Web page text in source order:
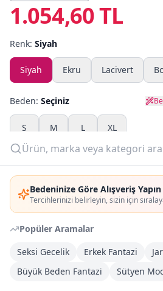
Bedeninize Göre Alışveriş Yapın
Tercihlerinizi belirleyin, sizin için
Popüler Aramalar
Seksi Gecelik
Erkek Fantazi
Büyük Beden Fantazi
Sütyen
Plaj & Mayo
Yazlık Pijama
Kampanyalar
Yeni Gelenler
OUTLET
Giriş Yap
Üye Ol
1.054,60 TL
Renk: Siyah
Siyah Ekru Lacivert
Beden: Seçiniz
S M L XL
Adet:
Sepete
DHL Kargoya Teslim